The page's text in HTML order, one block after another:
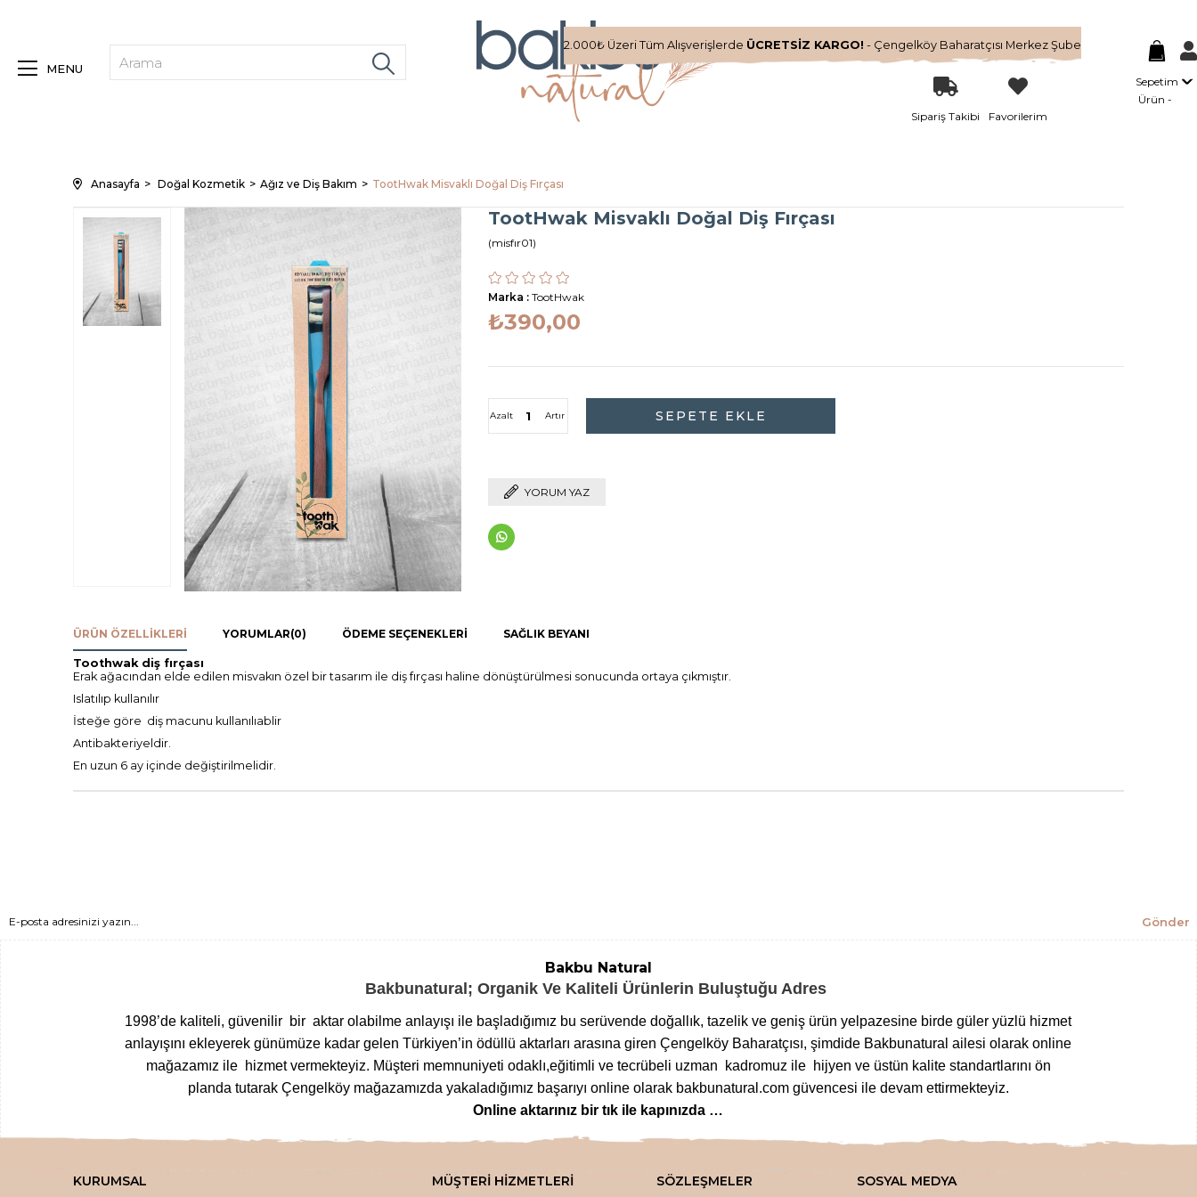
MENU
2.000₺ Üzeri Tüm Alışverişlerde ÜCRETSİZ KARGO! - Çengelköy Baharatçısı Merkez Şube
Sipariş Takibi Favorilerim
Sepetim
Ürün
Anasayfa Doğal Kozmetik Ağız ve Diş Bakım TootHwak Misvaklı Doğal Diş Fırçası
TootHwak Misvaklı Doğal Diş Fırçası
(misfır01)
Marka : TootHwak
₺390,00
Artır
Azalt
YORUM YAZ
ÜRÜN ÖZELLIKLERI YORUMLAR(0) ÖDEME SEÇENEKLERI SAĞLIK BEYANI
Toothwak diş fırçası
Erak ağacından elde edilen misvakın özel bir tasarım ile diş fırçası haline dönüştürülmesi sonucunda ortaya çıkmıştır.
Islatılıp kullanılır
İsteğe göre diş macunu kullanılıablir
Antibakteriyeldir.
En uzun 6 ay içinde değiştirilmelidir.
Gönder
Bakbu Natural
Bakbunatural; Organik Ve Kaliteli Ürünlerin Buluştuğu Adres
1998’de kaliteli, güvenilir bir aktar olabilme anlayışı ile başladığımız bu serüvende doğallık, tazelik ve geniş ürün yelpazesine birde güler yüzlü hizmet
anlayışını ekleyerek günümüze kadar gelen Türkiyen’in ödüllü aktarları arasına giren Çengelköy Baharatçısı, şimdide Bakbunatural ailesi olarak online
mağazamız ile hizmet vermekteyiz. Müşteri memnuniyeti odaklı,eğitimli ve tecrübeli uzman kadromuz ile hijyen ve üstün kalite standartlarını ön
planda tutarak Çengelköy mağazamızda yakaladığımız başarıyı online olarak bakbunatural.com güvencesi ile devam ettirmekteyiz.
Online aktarınız bir tık ile kapınızda …
Yöresel gıdalardan, zamanında toplananbitkilere,arı ürünlerinden,baharat çeşitlerine,glutensiz gıdalardan,taptaze kuruyemişlere,
,inceltici doğal kozmetik ürünlerinden , tütsü buhurdanlık çeşitlerine kadar bir aktarda aradığınız tüm şifalı ürünleri en
KURUMSAL MÜŞTERİ HİZMETLERİ SÖZLEŞMELER SOSYAL MEDYA